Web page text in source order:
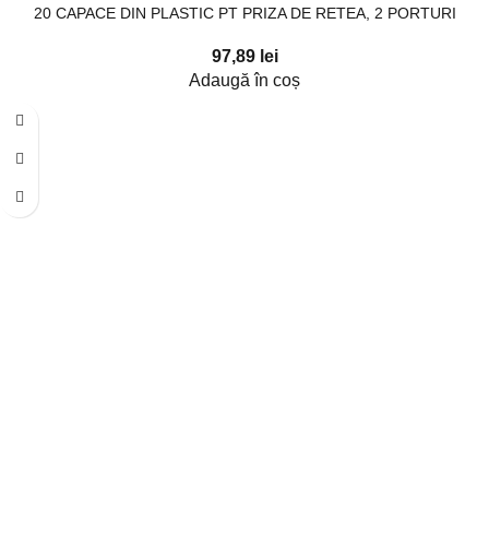
20 CAPACE DIN PLASTIC PT PRIZA DE RETEA, 2 PORTURI
97,89 lei
Adaugă în coș